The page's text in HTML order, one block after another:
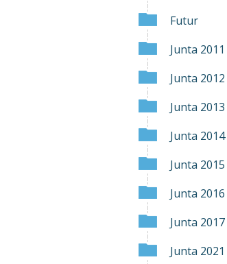
Futur
Junta 2011
Junta 2012
Junta 2013
Junta 2014
Junta 2015
Junta 2016
Junta 2017
Junta 2021